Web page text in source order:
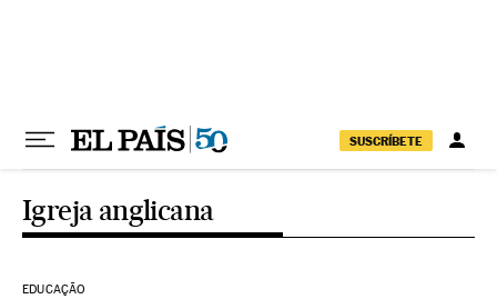
SUSCRÍBETE
Igreja anglicana
EDUCAÇÃO